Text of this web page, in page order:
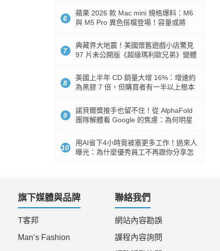
6
蘋果 2026 款 Mac mini 規格爆料：M6
與 M5 Pro 異色搭檔登場！容量或將
7
典藏界大地震！美國懷舊遊戲小店驚見
97 片未公開版《超級瑪利歐兄弟》變體
8
美國上半年 CD 銷量大增 16%：增速約
為黑膠 7 倍，但購買者有一半以上根本
9
諾貝爾獎推手也留不住！從 AlphaFold
團隊解體看 Google 的焦慮：為何明星
10
用AI省下4小時竟被塞更多工作！過來人
曝光：為什麼優秀員工不再跟你分享怎
旗下媒體與品牌
T客邦
Man’s Fashion
聯絡我們
網站內容勘誤
課程內容詢問